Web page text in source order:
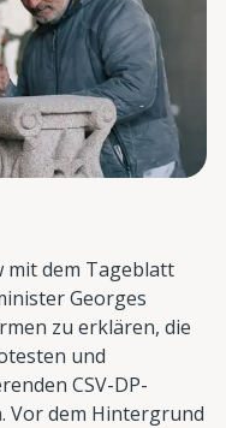
mit dem Tageblatt
Georges
zu erklären, die
und
CSV-DP-
Vor dem Hintergrund